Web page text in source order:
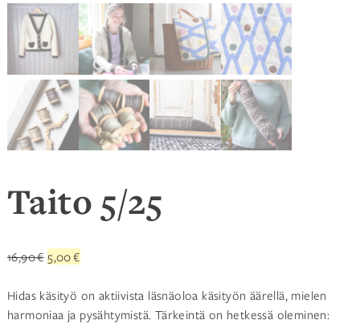
Taito 5/25
16,90€ Alkuperäinen
oli:
16,90 €.
5,00€Nykyinen
on:
5,00 €.
Hidas käsityö on aktiivista läsnäoloa käsityön äärellä, mielen
harmoniaa ja pysähtymistä. Tärkeintä on hetkessä oleminen: